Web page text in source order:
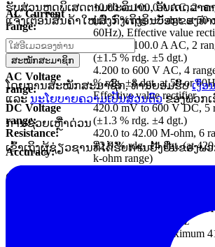
AC Current
range:
10.00 or 100.0 A AC, 2
(±1.5 % rdg. ±5 dgt. at 50
60Hz), Effective value
DC Current
range:
10.00 or 100.0 A AC, 2
(±1.5 % rdg. ±5 dgt.)
AC Voltage
range:
4.200 to 600 V AC, 4
% rdg. ±8 dgt. at 50 or
Effective value rectifier
DC Voltage
range:
420.0 mV to 600 V DC, 5
(±1.3 % rdg. ±4 dgt.)
Resistance:
420.0 to 42.00 M-ohm, 6
Accuracy:
±2.0 % rdg. ±4 dgt. (at
k-ohm range)
Continuity:
AC current: 10 to 1 kHz,
voltage: 30 to 500 Hz
Digital / LCD, maximum
ຮັບສ່ວນຫຼຸດພິເສດຕາມປະລິມານ, ອັບເດດລາຄ
ແຈ້ງເຕືອນສິນຄ້າໃໝ່ສົ່ງກົງເຖິງອິນບັອກຂອງທ່າ
ສະໝັກສະມາຊິກ
ໂດຍການສະໝັກສະມາຊິກ, ທ່ານຍອມຮັບເງື່ອ
ແລະ ນະໂຍບາຍຄວາມເປັນສ່ວນຕົວຂອງພວກເ
ການຊ່ວຍເຫຼືໍາດ່ວນ
ເຂົ້າເຖິງຜູ້ຊ່ຽວຊານທີ່ໄດ້ຮັບການຢັ້ງຢືນຂອງພວ